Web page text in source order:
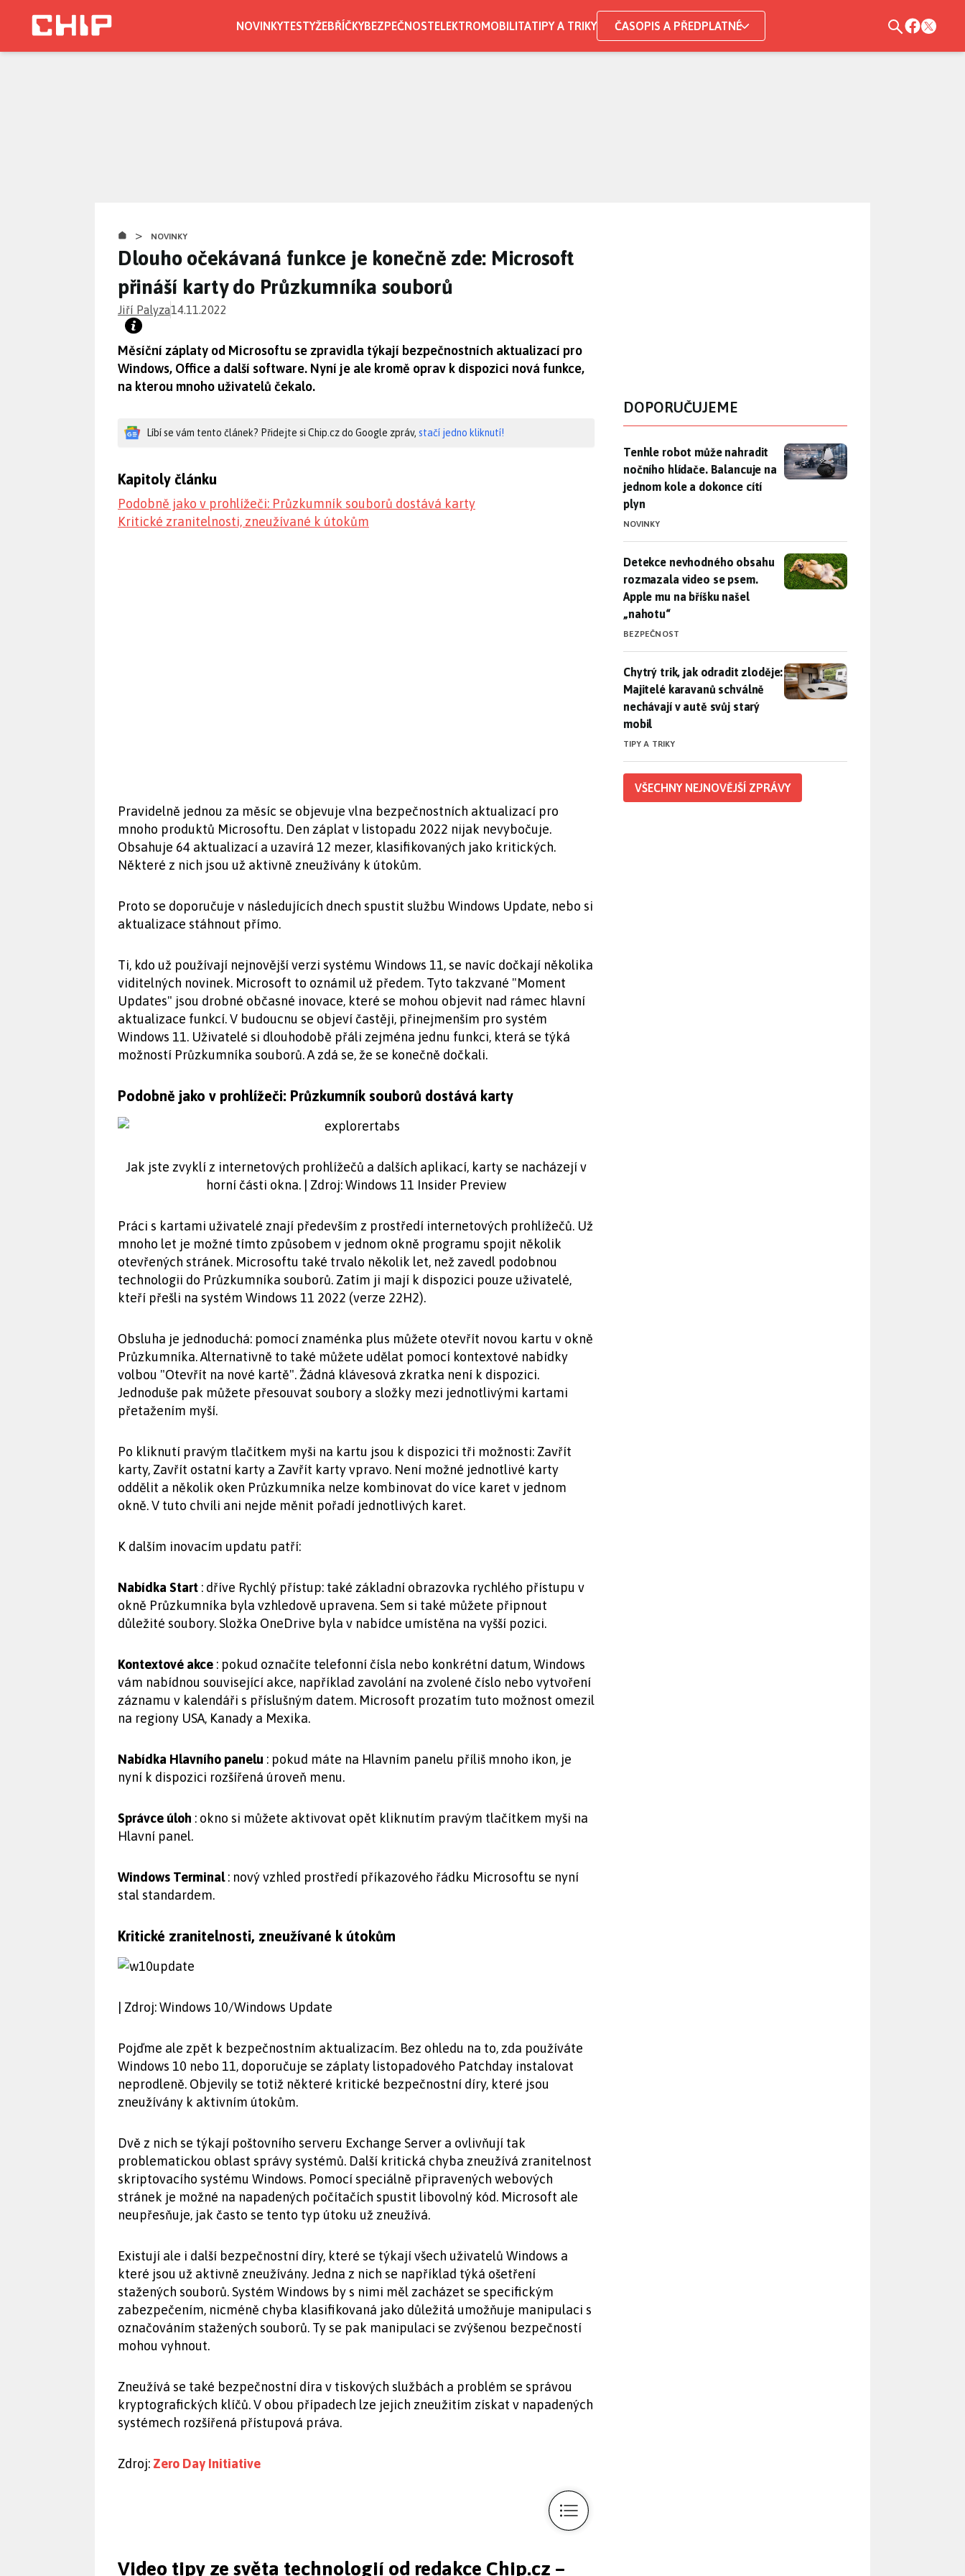
NOVINKYTESTYŽEBŘÍČKYBEZPEČNOSTELEKTROMOBILITATIPY A TRIKY ČASOPIS A PŘEDPLATNÉ
> NOVINKY
Dlouho očekávaná funkce je konečně zde: Microsoft
přináší karty do Průzkumníka souborů
Jiří Palyza14.11.2022
Měsíční záplaty od Microsoftu se zpravidla týkají bezpečnostních aktualizací pro
Windows, Office a další software. Nyní je ale kromě oprav k dispozici nová funkce,
na kterou mnoho uživatelů čekalo.
Líbí se vám tento článek? Přidejte si Chip.cz do Google zpráv, stačí jedno kliknutí!
Kapitoly článku
Podobně jako v prohlížeči: Průzkumník souborů dostává karty
Kritické zranitelnosti, zneužívané k útokům
Pravidelně jednou za měsíc se objevuje vlna bezpečnostních aktualizací pro
mnoho produktů Microsoftu. Den záplat v listopadu 2022 nijak nevybočuje.
Obsahuje 64 aktualizací a uzavírá 12 mezer, klasifikovaných jako kritických.
Některé z nich jsou už aktivně zneužívány k útokům.
Proto se doporučuje v následujících dnech spustit službu Windows Update, nebo si
aktualizace stáhnout přímo.
Ti, kdo už používají nejnovější verzi systému Windows 11, se navíc dočkají několika
viditelných novinek. Microsoft to oznámil už předem. Tyto takzvané "Moment
Updates" jsou drobné občasné inovace, které se mohou objevit nad rámec hlavní
aktualizace funkcí. V budoucnu se objeví častěji, přinejmenším pro systém
Windows 11. Uživatelé si dlouhodobě přáli zejména jednu funkci, která se týká
možností Průzkumníka souborů. A zdá se, že se konečně dočkali.
Podobně jako v prohlížeči: Průzkumník souborů dostává karty
Jak jste zvyklí z internetových prohlížečů a dalších aplikací, karty se nacházejí v
horní části okna. | Zdroj: Windows 11 Insider Preview
Práci s kartami uživatelé znají především z prostředí internetových prohlížečů. Už
mnoho let je možné tímto způsobem v jednom okně programu spojit několik
otevřených stránek. Microsoftu také trvalo několik let, než zavedl podobnou
technologii do Průzkumníka souborů. Zatím ji mají k dispozici pouze uživatelé,
kteří přešli na systém Windows 11 2022 (verze 22H2).
Obsluha je jednoduchá: pomocí znaménka plus můžete otevřít novou kartu v okně
Průzkumníka. Alternativně to také můžete udělat pomocí kontextové nabídky
volbou "Otevřít na nové kartě". Žádná klávesová zkratka není k dispozici.
Jednoduše pak můžete přesouvat soubory a složky mezi jednotlivými kartami
přetažením myší.
Po kliknutí pravým tlačítkem myši na kartu jsou k dispozici tři možnosti: Zavřít
karty, Zavřít ostatní karty a Zavřít karty vpravo. Není možné jednotlivé karty
oddělit a několik oken Průzkumníka nelze kombinovat do více karet v jednom
okně. V tuto chvíli ani nejde měnit pořadí jednotlivých karet.
K dalším inovacím updatu patří:
Nabídka Start : dříve Rychlý přístup: také základní obrazovka rychlého přístupu v
okně Průzkumníka byla vzhledově upravena. Sem si také můžete připnout
důležité soubory. Složka OneDrive byla v nabídce umístěna na vyšší pozici.
Kontextové akce : pokud označíte telefonní čísla nebo konkrétní datum, Windows
vám nabídnou související akce, například zavolání na zvolené číslo nebo vytvoření
záznamu v kalendáři s příslušným datem. Microsoft prozatím tuto možnost omezil
na regiony USA, Kanady a Mexika.
Nabídka Hlavního panelu : pokud máte na Hlavním panelu příliš mnoho ikon, je
nyní k dispozici rozšířená úroveň menu.
Správce úloh : okno si můžete aktivovat opět kliknutím pravým tlačítkem myši na
Hlavní panel.
Windows Terminal: nový vzhled prostředí příkazového řádku Microsoftu se nyní
stal standardem.
Kritické zranitelnosti, zneužívané k útokům
| Zdroj: Windows 10/Windows Update
Pojďme ale zpět k bezpečnostním aktualizacím. Bez ohledu na to, zda používáte
Windows 10 nebo 11, doporučuje se záplaty listopadového Patchday instalovat
neprodleně. Objevily se totiž některé kritické bezpečnostní díry, které jsou
zneužívány k aktivním útokům.
Dvě z nich se týkají poštovního serveru Exchange Server a ovlivňují tak
problematickou oblast správy systémů. Další kritická chyba zneužívá zranitelnost
skriptovacího systému Windows. Pomocí speciálně připravených webových
stránek je možné na napadených počítačích spustit libovolný kód. Microsoft ale
neupřesňuje, jak často se tento typ útoku už zneužívá.
Existují ale i další bezpečnostní díry, které se týkají všech uživatelů Windows a
které jsou už aktivně zneužívány. Jedna z nich se například týká ošetření
stažených souborů. Systém Windows by s nimi měl zacházet se specifickým
zabezpečením, nicméně chyba klasifikovaná jako důležitá umožňuje manipulaci s
označováním stažených souborů. Ty se pak manipulaci se zvýšenou bezpečností
mohou vyhnout.
Zneužívá se také bezpečnostní díra v tiskových službách a problém se správou
kryptografických klíčů. V obou případech lze jejich zneužitím získat v napadených
systémech rozšířená přístupová práva.
Zdroj:Zero Day Initiative
Video tipy ze světa technologií od redakce Chip.cz –
DOPORUČUJEME
Tenhle robot může nahradit nočního hlídače. Balancuje na
Tenhle robot může nahradit
nočního hlídače. Balancuje na
jednom kole a dokonce cítí
plyn
NOVINKY
Detekce nevhodného obsahu rozmazala video se psem. Apple mu
Detekce nevhodného obsahu
rozmazala video se psem.
Apple mu na bříšku našel
„nahotu“
BEZPEČNOST
Chytrý trik, jak odradit zloděje: Majitelé karavanů schválně
Chytrý trik, jak odradit zloděje:
Majitelé karavanů schválně
nechávají v autě svůj starý
mobil
TIPY A TRIKY
VŠECHNY NEJNOVĚJŠÍ ZPRÁVY